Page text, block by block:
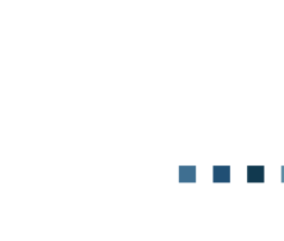
食安事件，日常正確用
才是影響人體健康的關